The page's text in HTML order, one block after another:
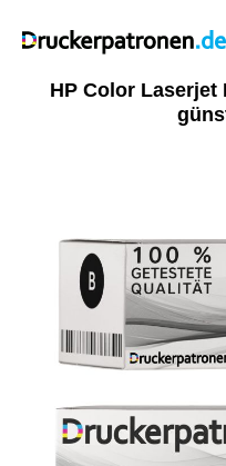
HP Color Laserjet